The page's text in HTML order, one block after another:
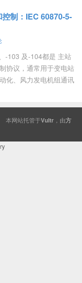
控制：IEC 60870-5-
-103 及-104都是 主站
协议，通常用于变电站
化、风力发电机组通讯
本网站托管于Vultr ，由方